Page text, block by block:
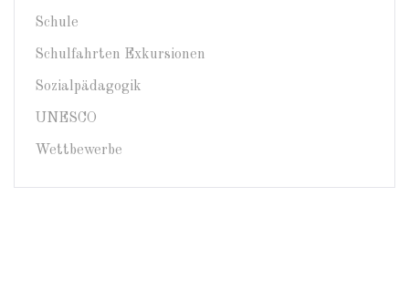
Schule
Schulfahrten Exkursionen
Sozialpädagogik
UNESCO
Wettbewerbe